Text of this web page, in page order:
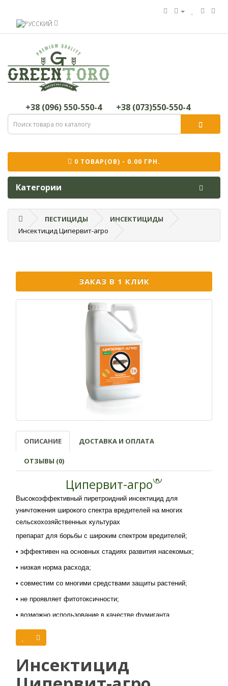
+38 (096) 550-550-4 +38 (073)550-550-4
0 ТОВАР(ОВ) - 0.00 ГРН.
Категории
ПЕСТИЦИДЫ
ИНСЕКТИЦИДЫ
Инсектицид Ципервит-агро
ЗАКАЗ В 1 КЛИК
ОПИСАНИЕ ДОСТАВКА И ОПЛАТА
ОТЗЫВЫ (0)
Ципервит-агро®
Высокоэффективный пиретроидний инсектицид для
уничтожения широкого спектра вредителей на многих
сельскохозяйственных культурах
препарат для борьбы с широким спектром вредителей;
• эффективен на основных стадиях развития насекомых;
• низкая норма расхода;
• совместим со многими средствами защиты растений;
• не проявляет фитотоксичности;
• возможно использование в качестве фумиганта.
форма препарата
Действующее вещество:
Циперметрин 250 г / л
Инсектицид